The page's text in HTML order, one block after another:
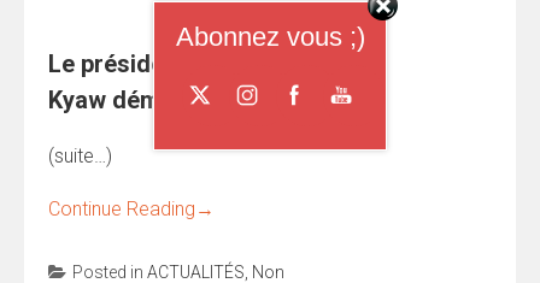
Le président birman Htin
Kyaw démissionne
(suite…)
Continue Reading →
Posted in ACTUALITÉS Non
Abonnez vous ;)